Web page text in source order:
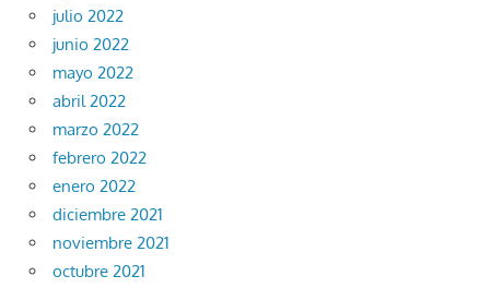
julio 2022
junio 2022
mayo 2022
abril 2022
marzo 2022
febrero 2022
enero 2022
diciembre 2021
noviembre 2021
octubre 2021